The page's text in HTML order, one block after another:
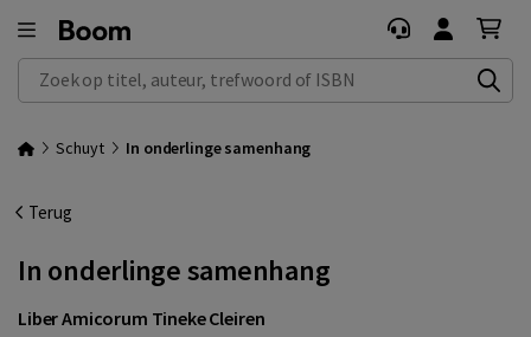
Zoek op titel, auteur, trefwoord of ISBN
Schuyt In onderlinge samenhang
Terug
In onderlinge samenhang
Liber Amicorum Tineke Cleiren